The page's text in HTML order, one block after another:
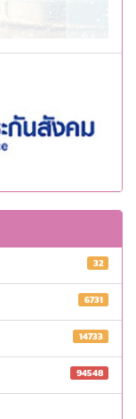
32
6731
14733
94548